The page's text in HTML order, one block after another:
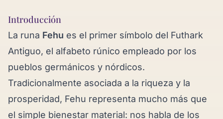
Introducción
La runa Fehu es el primer símbolo del Futhark
Antiguo, el alfabeto rúnico empleado por los
pueblos germánicos y nórdicos.
Tradicionalmente asociada a la riqueza y la
prosperidad, Fehu representa mucho más que
el simple bienestar material: nos habla de los